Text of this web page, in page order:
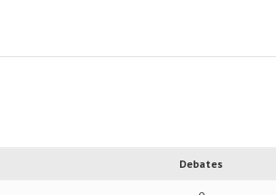
Debates